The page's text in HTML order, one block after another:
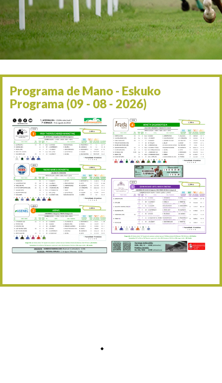
06/09 17:30 Irailaren 6a / 6 de
13/09 17:30 Irailaren 13a / 13 de
30/09 11:30 Irailaren 30a / 30 de
11/06 11:30
05/07 11:30 Uztailaren 5a / 5 de julio
12/07 11:30 Uztailaren 12a / 12 de
19/07 11:30 Uztailaren 19a / 19 de
25/07 11:30 Uztailaren 25a / 25 de
02/08 17:30 Abuztuaren 2a / 2 de
09/08 17:30 Abuztuaren 9a / 9 de
12/08 12:24 Abuztaren 12a / 12 de
15/08 17:05 Abuztuaren 15a / 15 de
30/08 17:30 Abuztuaren 30a / 30 de
Programa de Mano - Eskuko
Programa (09 - 08 - 2026)